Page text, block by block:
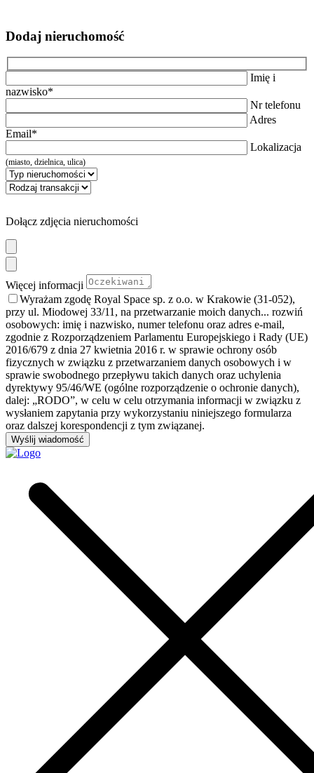
Dodaj nieruchomość
Imię i
nazwisko*
Nr telefonu
Adres
Email*
Lokalizacja
(miasto, dzielnica, ulica)
Dołącz zdjęcia nieruchomości
Więcej informacji
Wyrażam zgodę Royal Space sp. z o.o. w Krakowie (31-052),
przy ul. Miodowej 33/11, na przetwarzanie moich danych... rozwiń
osobowych: imię i nazwisko, numer telefonu oraz adres e-mail,
zgodnie z Rozporządzeniem Parlamentu Europejskiego i Rady (UE)
2016/679 z dnia 27 kwietnia 2016 r. w sprawie ochrony osób
fizycznych w związku z przetwarzaniem danych osobowych i w
sprawie swobodnego przepływu takich danych oraz uchylenia
dyrektywy 95/46/WE (ogólne rozporządzenie o ochronie danych),
dalej: „RODO”, w celu w celu otrzymania informacji w związku z
wysłaniem zapytania przy wykorzystaniu niniejszego formularza
oraz dalszej korespondencji z tym związanej.